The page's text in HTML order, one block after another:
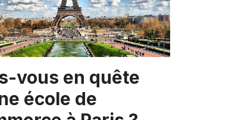
vous en quête
école de